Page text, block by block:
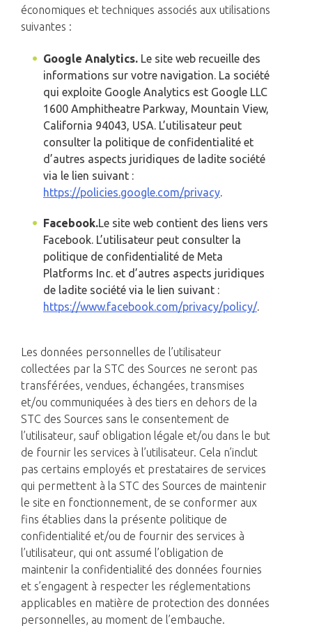
économiques et techniques associés aux utilisations
suivantes :
Google Analytics. Le site web recueille des
informations sur votre navigation. La société
qui exploite Google Analytics est Google LLC
1600 Amphitheatre Parkway, Mountain View,
California 94043, USA. L’utilisateur peut
consulter la politique de confidentialité et
d’autres aspects juridiques de ladite société
via le lien suivant :
https://policies.google.com/privacy.
Facebook.Le site web contient des liens vers
Facebook. L’utilisateur peut consulter la
politique de confidentialité de Meta
Platforms Inc. et d’autres aspects juridiques
de ladite société via le lien suivant :
https://www.facebook.com/privacy/policy/.
Les données personnelles de l’utilisateur
collectées par la STC des Sources ne seront pas
transférées, vendues, échangées, transmises
et/ou communiquées à des tiers en dehors de la
STC des Sources sans le consentement de
l’utilisateur, sauf obligation légale et/ou dans le but
de fournir les services à l’utilisateur. Cela n’inclut
pas certains employés et prestataires de services
qui permettent à la STC des Sources de maintenir
le site en fonctionnement, de se conformer aux
fins établies dans la présente politique de
confidentialité et/ou de fournir des services à
l’utilisateur, qui ont assumé l’obligation de
maintenir la confidentialité des données fournies
et s’engagent à respecter les réglementations
applicables en matière de protection des données
personnelles, au moment de l’embauche.